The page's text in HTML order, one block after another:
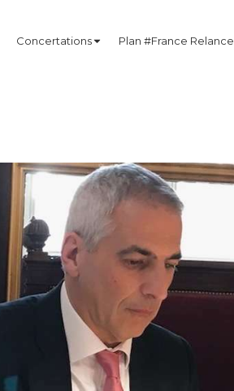
Concertations Plan #France Relance